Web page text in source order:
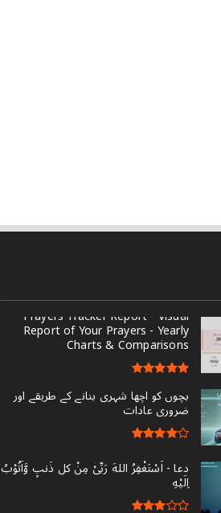
Prayers Tracker Report - Visual
Report of Your Prayers - Yearly
Charts & Comparisons
بچوں کو اچھا شہری بنانے کے طریقے اور
ضروری عادات
دعا - ‎اَسْتَغْفِرُ اللهَ رَبِّىْ مِنْ کل ذَنبٍ وَّاَتُوْبُ
اِلَيْهِ